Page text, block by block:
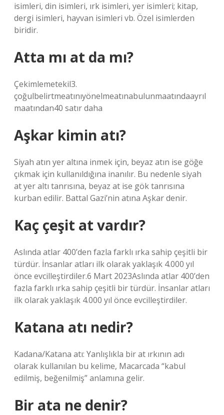
isimleri, din isimleri, ırk isimleri, yer isimleri; kitap,
dergi isimleri, hayvan isimleri vb. Özel isimlerden
biridir.
Atta mı at da mı?
Çekimlemetekil3.
çoğulbelirtmeatınıyönelmeatınabulunmaatındaayrıl
maatından40 satır daha
Aşkar kimin atı?
Siyah atın yer altına inmek için, beyaz atın ise göğe
çıkmak için kullanıldığına inanılır. Bu nedenle siyah
at yer altı tanrısına, beyaz at ise gök tanrısına
kurban edilir. Battal Gazi’nin atına Aşkar denir.
Kaç çeşit at vardır?
Aslında atlar 400’den fazla farklı ırka sahip çeşitli bir
türdür. İnsanlar atları ilk olarak yaklaşık 4.000 yıl
önce evcilleştirdiler.6 Mart 2023Aslında atlar 400’den
fazla farklı ırka sahip çeşitli bir türdür. İnsanlar atları
ilk olarak yaklaşık 4.000 yıl önce evcilleştirdiler.
Katana atı nedir?
Kadana/Katana atı: Yanlışlıkla bir at ırkının adı
olarak kullanılan bu kelime, Macarcada “kabul
edilmiş, beğenilmiş” anlamına gelir.
Bir ata ne denir?